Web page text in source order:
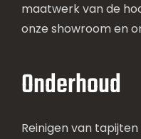
maatwerk van de
onze showroom en
Onderhoud
Reinigen van tapijten